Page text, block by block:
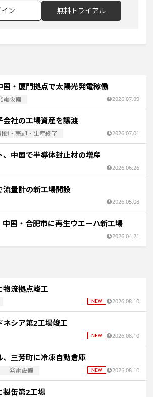
ン 無料トライアル
国・厦門拠点で太陽光発電稼働
電設備 2026.07.09
会社の工場資産を譲渡
鎖・売却・生産終了 2026.07.01
、中国で半導体封止材の増産
2026.06.26
流量計の新工場開設
2026.05.08
中国・合肥市に再生ウエーハ新工場
2026.04.21
物流拠点竣工
2026.08.10
ネシア第2工場竣工
2026.08.10
、三芳町に冷凍自動倉庫
発電設備 2026.08.10
製缶第2工場